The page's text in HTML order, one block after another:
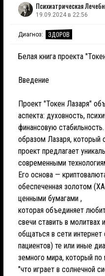
Психиатрическая
19.09.2024 в 22:56
Диагноз: ЗДОРОВ
Белая книга проекта
Введение
Проект "Токен Лазаря"
аспекта: духовность,
финансовую
образом Лазаря, который
проект предлагает
современными
Его основа —
обеспеченная золотом
ценными бумагами ,
которая объединяет
свечи ставить в молитвах
общаться в сети
пациентов) те или иные
земного мира, который
"что играет в солнечной